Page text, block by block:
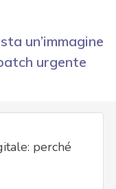
un’immagine
urgente
perché